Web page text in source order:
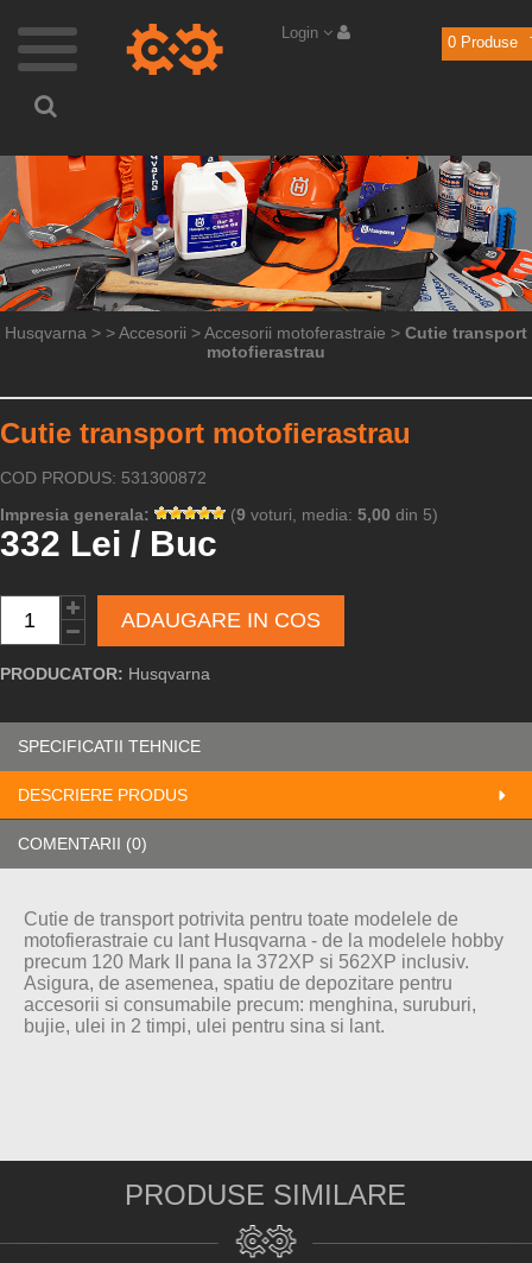
Login
0 Produse
Husqvarna > >Accesorii >Accesorii motoferastraie > Cutie transport
motofierastrau
Cutie transport motofierastrau
COD PRODUS: 531300872
Impresia generala:
(9 voturi, media: 5,00 din 5)
332 Lei / Buc
ADAUGARE IN COS
PRODUCATOR: Husqvarna
SPECIFICATII TEHNICE
DESCRIERE PRODUS
COMENTARII (0)
Cutie de transport potrivita pentru toate modelele de
motofierastraie cu lant Husqvarna - de la modelele hobby
precum 120 Mark II pana la 372XP si 562XP inclusiv.
Asigura, de asemenea, spatiu de depozitare pentru
accesorii si consumabile precum: menghina, suruburi,
bujie, ulei in 2 timpi, ulei pentru sina si lant.
PRODUSE SIMILARE